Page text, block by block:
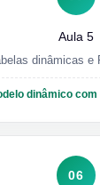
Aula 5
dinâmicas e
dinâmico com
06